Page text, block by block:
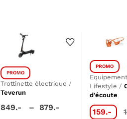
PROMO
Trottinette électrique /
Teverun
849.- – 879.-
PROMO
Lifestyle /
d'écoute
159.-